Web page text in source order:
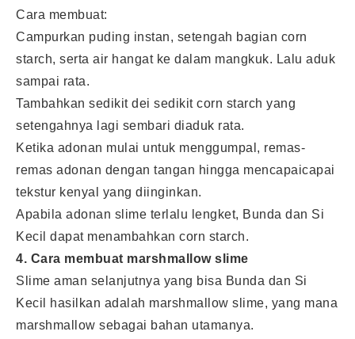
Cara membuat:
Campurkan puding instan, setengah bagian corn
starch, serta air hangat ke dalam mangkuk. Lalu aduk
sampai rata.
Tambahkan sedikit dei sedikit corn starch yang
setengahnya lagi sembari diaduk rata.
Ketika adonan mulai untuk menggumpal, remas-
remas adonan dengan tangan hingga mencapaicapai
tekstur kenyal yang diinginkan.
Apabila adonan slime terlalu lengket, Bunda dan Si
Kecil dapat menambahkan corn starch.
4. Cara membuat marshmallow slime
Slime aman selanjutnya yang bisa Bunda dan Si
Kecil hasilkan adalah marshmallow slime, yang mana
marshmallow sebagai bahan utamanya.